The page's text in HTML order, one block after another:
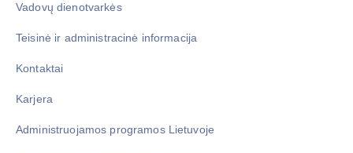
Vadovų dienotvarkės
Teisinė ir administracinė informacija
Kontaktai
Karjera
Administruojamos programos Lietuvoje